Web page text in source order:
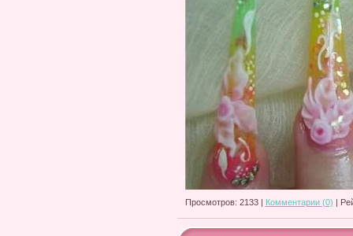
Просмотров: 2133 | Комментарии (0) |